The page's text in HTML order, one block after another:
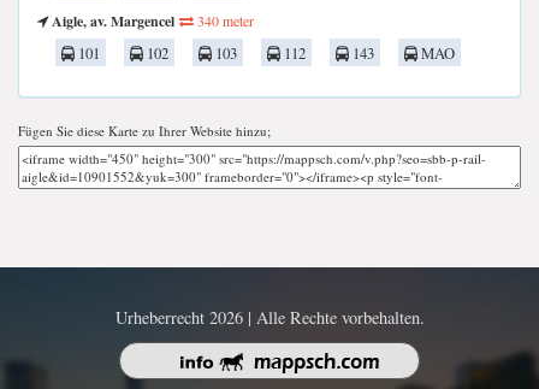
Aigle, av. Margencel
340 meter
101 102 103 112 143 MAO
Fügen Sie diese Karte zu Ihrer Website hinzu;
Urheberrecht 2026 | Alle Rechte vorbehalten.